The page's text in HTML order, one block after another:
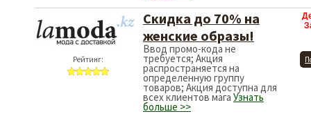
Рейтинг:
Скидка до 70% на
женские образы!
Ввод промо-кода не
требуется; Акция
распространяется на
определенную группу
товаров; Акция доступна для
всех клиентов мага Узнать
больше >>